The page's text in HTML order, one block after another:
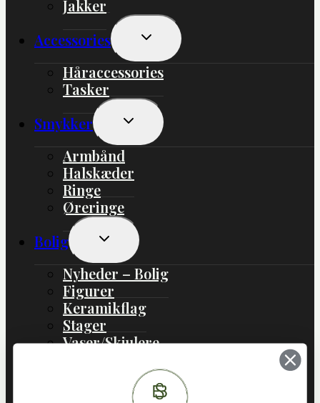
Jakker
Accessories
Skift
Undermenu
Håraccessories
Tasker
Smykker
Skift
Undermenu
Armbånd
Halskæder
Ringe
Øreringe
Bolig
Skift
Undermenu
Nyheder – Bolig
Figurer
Keramikflag
Stager
Vaser/Skjulere
Boligtekstil